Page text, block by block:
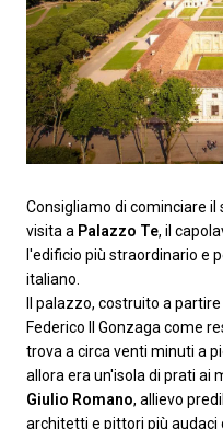
Consigliamo di cominciare il
visita a Palazzo Te, il
l'edificio più straordinario e
italiano.
Il palazzo, costruito a
Federico II Gonzaga come
trova a circa venti minuti a
allora era un'isola di prati ai
Giulio Romano, allievo
architetti e pittori più audaci